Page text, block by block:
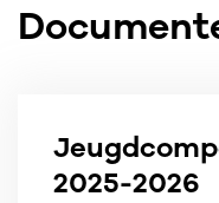
2025-2026